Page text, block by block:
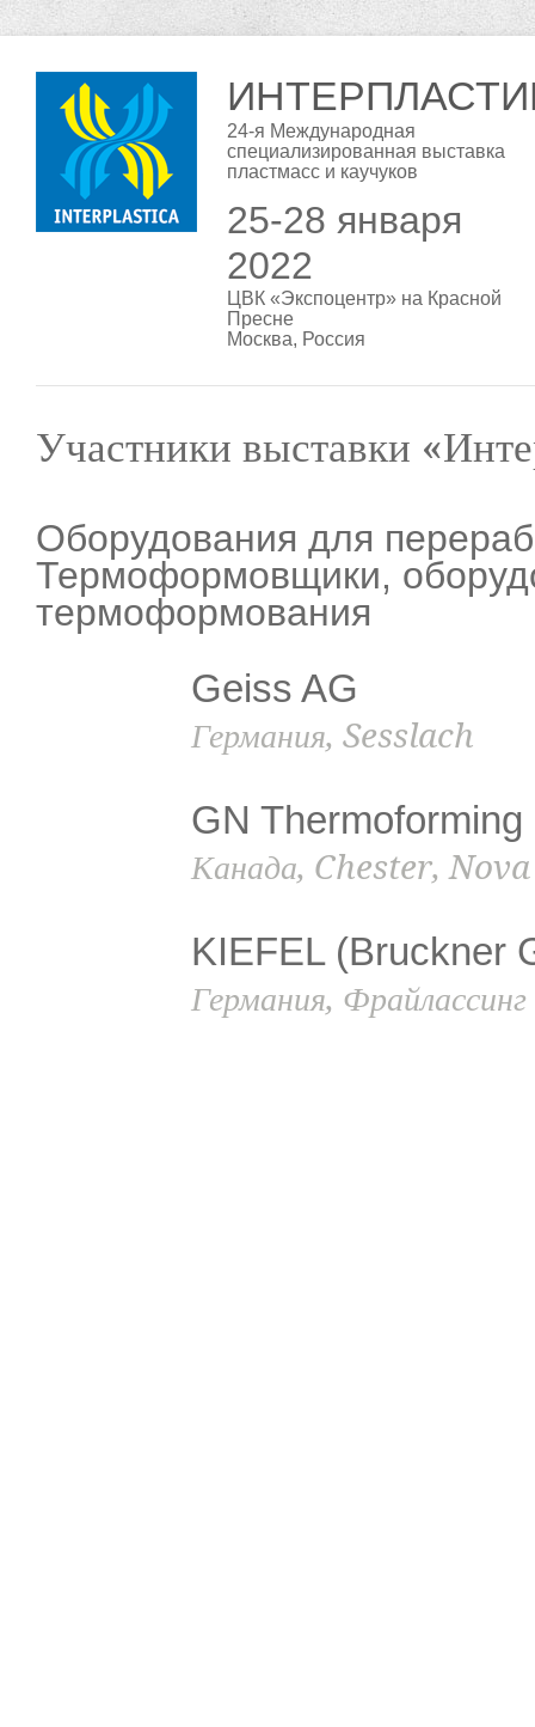
24-я Международная
специализированная выставка
пластмасс и каучуков
25-28 января
2022
ЦВК «Экспоцентр» на Красной
Пресне
Москва, Россия
Участники выставки
Оборудования для
Термоформовщики,
термоформования
Geiss AG
Германия, Sesslach
GN
Канада, Chester,
KIEFEL (Bruckner
Германия, Фрайлассинг